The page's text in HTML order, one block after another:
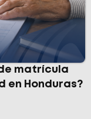
matrícula
en Honduras?